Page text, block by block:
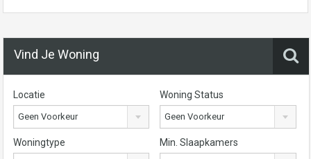
Vind Je Woning
Locatie
Geen Voorkeur
Woning Status
Geen Voorkeur
Woningtype Min. Slaapkamers